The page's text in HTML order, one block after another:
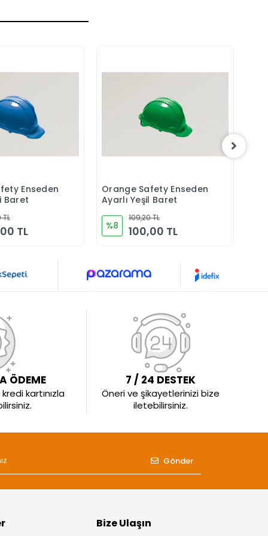
Ekle
Enseden
Baret
TL
TL
Sepete Ekle
Orange Safety Enseden
Ayarlı Yeşil Baret
%8
109,20 TL
100,00 TL
ÖDEME
kartınızla
7 / 24 DESTEK
Öneri ve şikayetlerinizi bize
iletebilirsiniz.
Gönder
Bize Ulaşın